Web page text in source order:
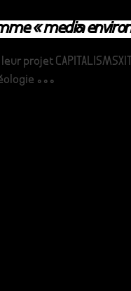
« media
projet
...